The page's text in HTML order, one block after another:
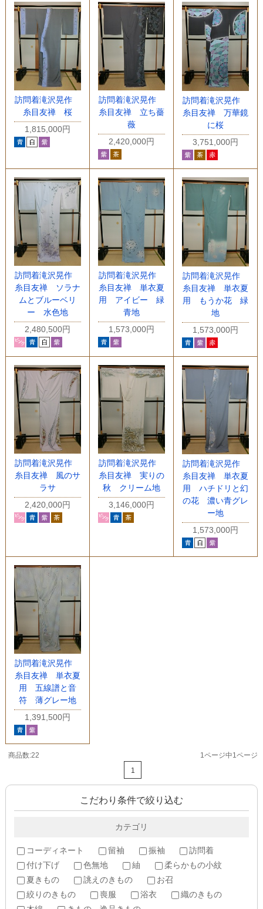
訪問着滝沢晃作
糸目友禅 桜
1,815,000円
訪問着滝沢晃作
糸目友禅 立ち薔
薇
2,420,000円
訪問着滝沢晃作
糸目友禅 万華鏡
に桜
3,751,000円
訪問着滝沢晃作
糸目友禅 ソラナ
ムとブルーベリ
ー 水色地
2,480,500円
訪問着滝沢晃作
糸目友禅 単衣夏
用 アイビー 緑
青地
1,573,000円
訪問着滝沢晃作
糸目友禅 単衣夏
用 もうか花 緑
地
1,573,000円
訪問着滝沢晃作
糸目友禅 風のサ
ラサ
2,420,000円
訪問着滝沢晃作
糸目友禅 実りの
秋 クリーム地
3,146,000円
訪問着滝沢晃作
糸目友禅 単衣夏
用 ハチドリと幻
の花 濃い青グレ
ー地
1,573,000円
訪問着滝沢晃作
糸目友禅 単衣夏
用 五線譜と音
符 薄グレー地
1,391,500円
商品数:22
1ページ中1ページ
1
こだわり条件で絞り込む
カテゴリ
コーディネート 留袖 振袖
訪問着
付け下げ
色無地 紬
柔らかもの小紋
夏きもの
誂えのきもの
お召
絞りのきもの
喪服 浴衣
織のきもの